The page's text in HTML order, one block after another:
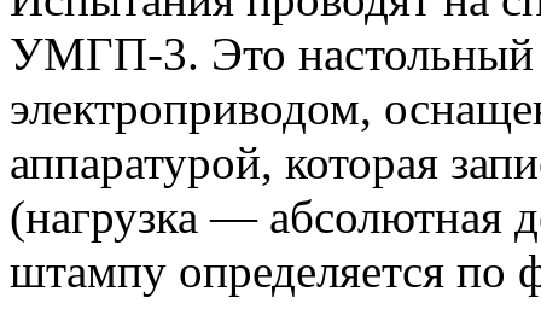
УМГП-3. Это настольный
электроприводом,
аппаратурой, которая
(нагрузка — абсолютная
штампу определяется по